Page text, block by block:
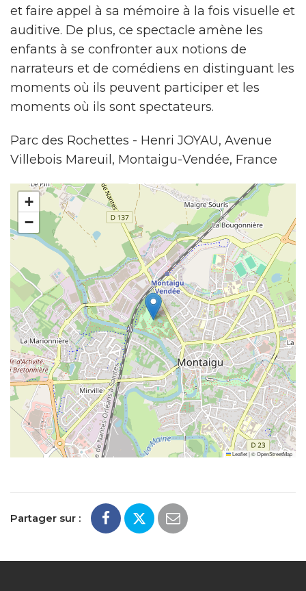
et faire appel à sa mémoire à la fois visuelle et
auditive. De plus, ce spectacle amène les
enfants à se confronter aux notions de
narrateurs et de comédiens en distinguant les
moments où ils peuvent participer et les
moments où ils sont spectateurs.
Parc des Rochettes - Henri JOYAU, Avenue
Villebois Mareuil, Montaigu-Vendée, France
+
−
Leaflet|©OpenStreetMap
Partager sur :